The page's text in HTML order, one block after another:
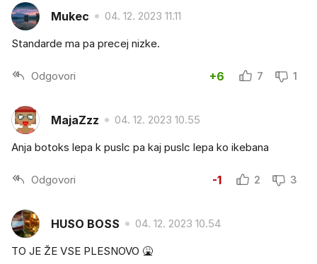
Mukec 04. 12. 2023 11.11
Standarde ma pa precej nizke.
Odgovori +6 7 1
MajaZzz 04. 12. 2023 10.55
Anja botoks lepa k puslc pa kaj puslc lepa ko ikebana
Odgovori -1 2 3
HUSO BOSS 04. 12. 2023 10.54
TO JE ŽE VSE PLESNOVO 🤮